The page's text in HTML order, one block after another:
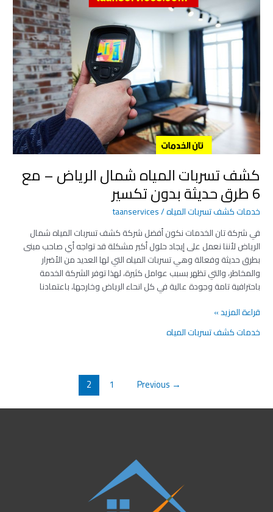
كشف تسربات المياه شمال الرياض – مع
6 طرق حديثة بدون تكسير
خدمات كشف تسربات المياه/
taanservices
في شركة تان الخدمات نكون أفضل شركة كشف تسربات المياه شمال
الرياض لأننا نعمل على إيجاد حلول أكبر مشكلة قد تواجه أي صاحب مبنى
بطرق حديثة وفعالة وهي تسربات المياه التي لها العديد من الأضرار
والمخاطر، والتي تظهر بسبب عوامل كثيرة، لهذا توفر الشركة الخدمة
باحترافية تامة وجودة عالية في كل انحاء الرياض وخارجها، باعتمادنا
تسربات
المياه
شمال
6
طرق
حديثة
بدون
تكسير
قراءة المزيد »
خدمات كشف تسربات المياه
→
1
2